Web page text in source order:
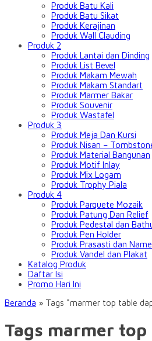
Produk Batu Kali
Produk Batu Sikat
Produk Kerajinan
Produk Wall Clauding
Produk 2
Produk Lantai dan Dinding
Produk List Bevel
Produk Makam Mewah
Produk Makam Standart
Produk Marmer Bakar
Produk Souvenir
Produk Wastafel
Produk 3
Produk Meja Dan Kursi
Produk Nisan –
Produk Material Bangunan
Produk Motif Inlay
Produk Mix Logam
Produk Trophy Piala
Produk 4
Produk Parquete Mozaik
Produk Patung Dan Relief
Produk Pedestal dan
Produk Pen Holder
Produk Prasasti dan
Produk Vandel dan Plakat
Katalog Produk
Daftar Isi
Promo Hari Ini
Beranda » Tags "marmer top table
Tags marmer